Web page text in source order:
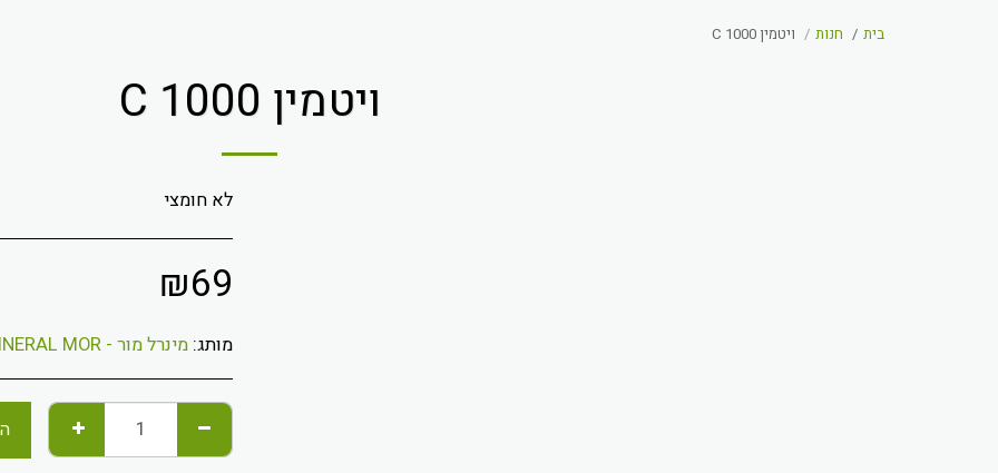
בית חנות ויטמין C 1000
ויטמין C 1000
לא חומצי
₪69
מותג: מינרל מור - MINERAL MOR